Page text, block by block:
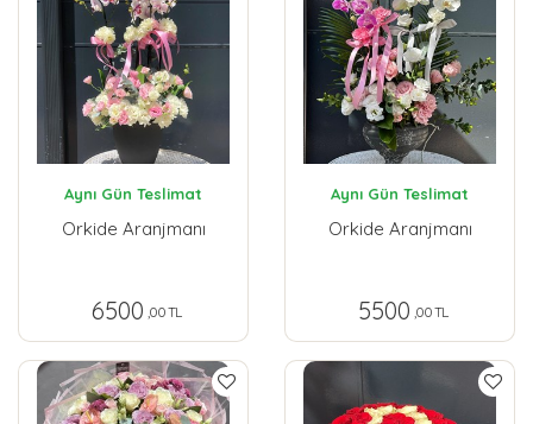
Aynı Gün Teslimat
Orkide Aranjmanı
6500 ,00 TL
Aynı Gün Teslimat
Orkide Aranjmanı
5500 ,00 TL